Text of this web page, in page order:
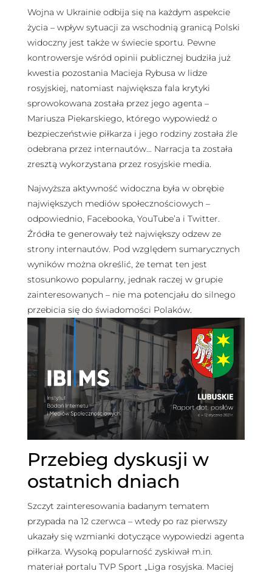
Wojna w Ukrainie odbija się na każdym aspekcie
życia – wpływ sytuacji za wschodnią granicą Polski
widoczny jest także w świecie sportu. Pewne
kontrowersje wśród opinii publicznej budziła już
kwestia pozostania Macieja Rybusa w lidze
rosyjskiej, natomiast największa fala krytyki
sprowokowana została przez jego agenta –
Mariusza Piekarskiego, którego wypowiedź o
bezpieczeństwie piłkarza i jego rodziny została źle
odebrana przez internautów… Narracja ta została
zresztą wykorzystana przez rosyjskie media.
Najwyższa aktywność widoczna była w obrębie
największych mediów społecznościowych –
odpowiednio, Facebooka, YouTube’a i Twitter.
Źródła te generowały też największy odzew ze
strony internautów. Pod względem sumarycznych
wyników można określić, że temat ten jest
stosunkowo popularny, jednak raczej w grupie
zainteresowanych – nie ma potencjału do silnego
przebicia się do świadomości Polaków.
Przebieg dyskusji w
ostatnich dniach
Szczyt zainteresowania badanym tematem
przypada na 12 czerwca – wtedy po raz pierwszy
ukazały się wzmianki dotyczące wypowiedzi agenta
piłkarza. Wysoką popularność zyskiwał m.in.
materiał portalu TVP Sport „Liga rosyjska. Maciej